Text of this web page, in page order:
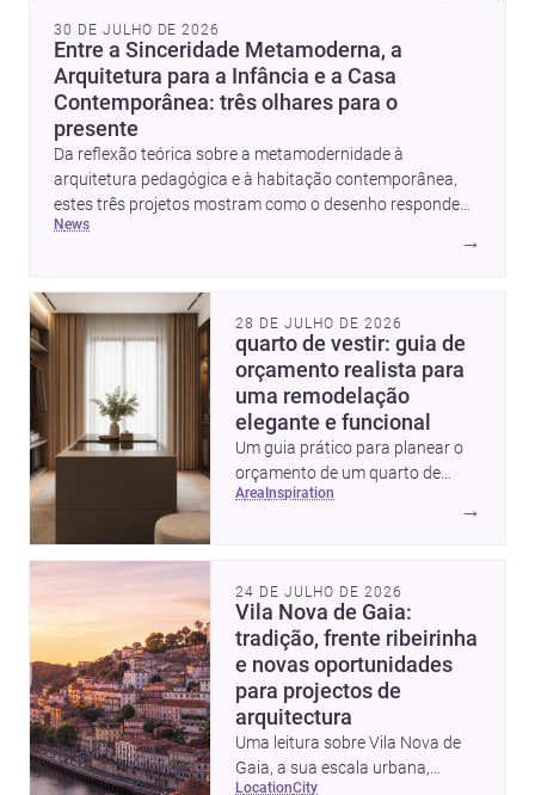
30 DE JULHO DE 2026
Entre a Sinceridade Metamoderna, a
Arquitetura para a Infância e a Casa
Contemporânea: três olhares para o
presente
Da reflexão teórica sobre a metamodernidade à
arquitetura pedagógica e à habitação contemporânea,
estes três projetos mostram como o desenho responde
hoje a emoção, uso e contexto. Para arquitetos, são
pistas valiosas sobre como criar espaços mais humanos,
news
→
28 DE JULHO DE 2026
quarto de vestir: guia de
orçamento realista para
uma remodelação
elegante e funcional
Um guia prático para planear o
orçamento de um quarto de
vestir em Portugal, com
escondidas.
area inspiration
→
24 DE JULHO DE 2026
Vila Nova de Gaia:
tradição, frente ribeirinha
e novas oportunidades
para projectos de
arquitectura
Uma leitura sobre Vila Nova de
Gaia, a sua escala urbana,
location city